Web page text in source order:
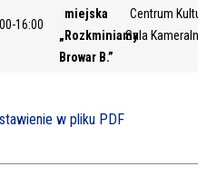
16:00
miejska
„Rozkminiamy
Browar B.”
Centrum
Sala
w pliku PDF